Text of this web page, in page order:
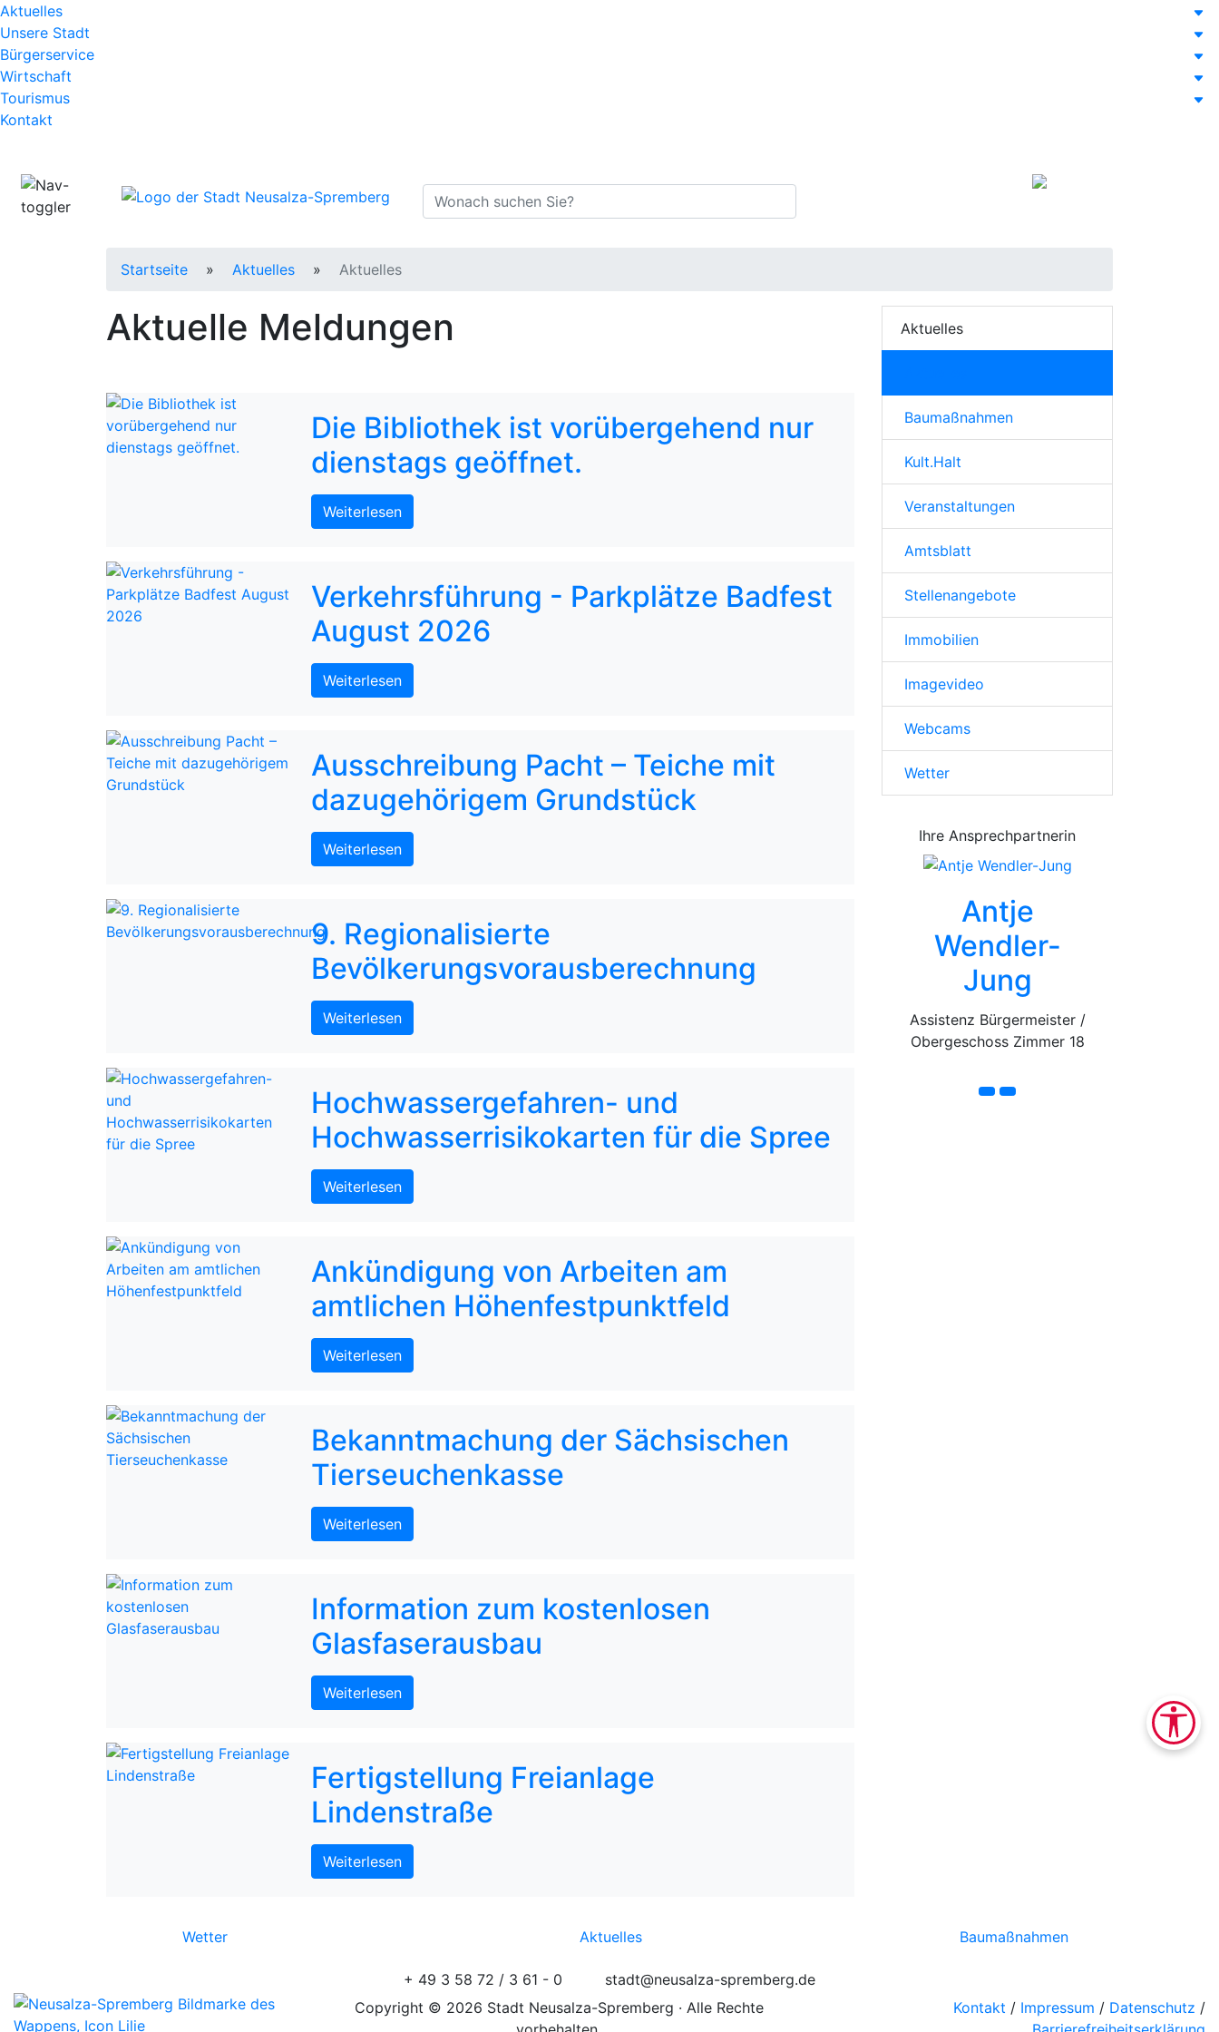
Zum Hauptinhalt
Aktuelles
Unsere Stadt
Bürgerservice
Wirtschaft
Tourismus
Kontakt
Suche
Startseite » Aktuelles » Aktuelles
Aktuelle Meldungen
Die Bibliothek ist vorübergehend nur
dienstags geöffnet.
Weiterlesen
Verkehrsführung - Parkplätze Badfest
August 2026
Weiterlesen
Ausschreibung Pacht – Teiche mit
dazugehörigem Grundstück
Weiterlesen
9. Regionalisierte
Bevölkerungsvorausberechnung
Weiterlesen
Hochwassergefahren- und
Hochwasserrisikokarten für die Spree
Weiterlesen
Ankündigung von Arbeiten am
amtlichen Höhenfestpunktfeld
Weiterlesen
Bekanntmachung der Sächsischen
Tierseuchenkasse
Weiterlesen
Information zum kostenlosen
Glasfaserausbau
Weiterlesen
Fertigstellung Freianlage
Lindenstraße
Weiterlesen
Aktuelles
Baumaßnahmen
Kult.Halt
Veranstaltungen
Amtsblatt
Stellenangebote
Immobilien
Imagevideo
Webcams
Wetter
Ihre Ansprechpartnerin
Antje
Wendler-
Jung
Assistenz Bürgermeister /
Obergeschoss Zimmer 18
TelefonE-Mail
Wetter Aktuelles Baumaßnahmen
+ 49 3 58 72 / 3 61 - 0
stadt@neusalza-spremberg.de
Copyright © 2026 Stadt Neusalza-Spremberg · Alle Rechte
Kontakt / Impressum / Datenschutz /